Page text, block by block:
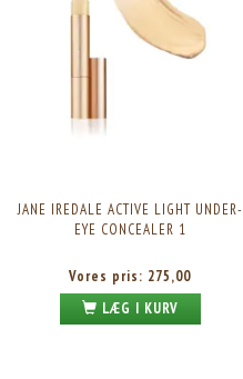
JANE IREDALE ACTIVE LIGHT UNDER-
EYE CONCEALER 1
Vores pris: 275,00
LÆG I KURV